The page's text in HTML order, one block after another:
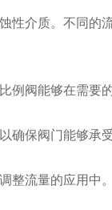
介质。不同的
阀能够在需要的
保阀门能够承受
流量的应用中